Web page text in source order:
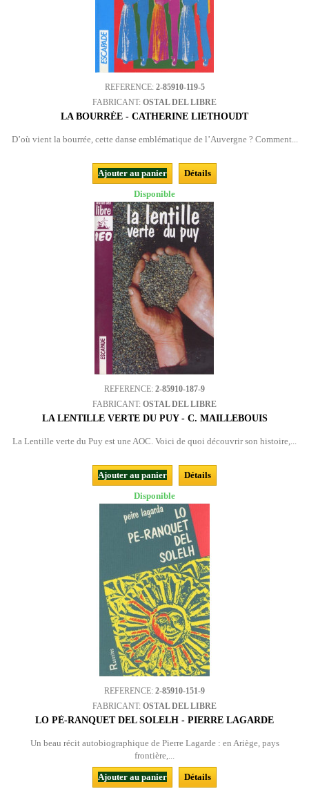
REFERENCE: 2-85910-119-5
FABRICANT: OSTAL DEL LIBRE
LA BOURRÉE - CATHERINE LIETHOUDT
D’où vient la bourrée, cette danse emblématique de l’Auvergne ? Comment...
Ajouter au panier
Détails
Disponible
REFERENCE: 2-85910-187-9
FABRICANT: OSTAL DEL LIBRE
LA LENTILLE VERTE DU PUY - C. MAILLEBOUIS
La Lentille verte du Puy est une AOC. Voici de quoi découvrir son histoire,...
Ajouter au panier
Détails
Disponible
REFERENCE: 2-85910-151-9
FABRICANT: OSTAL DEL LIBRE
LO PÈ-RANQUET DEL SOLELH - PIERRE LAGARDE
Un beau récit autobiographique de Pierre Lagarde : en Ariège, pays
frontière,...
Ajouter au panier
Détails